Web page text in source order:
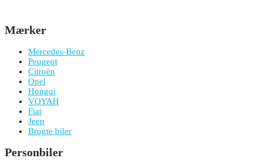
Mærker
Mercedes-Benz
Peugeot
Citroën
Opel
Hongqi
VOYAH
Fiat
Jeep
Brugte biler
Personbiler